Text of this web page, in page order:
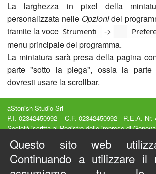
La larghezza in pixel della
personalizzata nelle Opzionidel
tramite la voce Strumenti ->
menu principale del programma.
La miniatura sarà presa della pagina
parte "sotto la piega", ossia la parte
dovresti usare la scrollbar.
aStonish Studio Srl
P.I. 02342450992 – C.F. 02342450992 - R.E.A. Nr.
Società iscritta al Registro delle imprese di Genova
Capitale Sociale 15000€ interamente versato
Sede legale : Via Luccoli, 23/2A - Genova (GE) -
Privacy e
Copyright © 2012-
Questo sito web
Continuando a utilizzare il